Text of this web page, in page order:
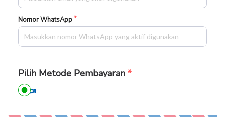
Nomor WhatsApp
Pilih Metode Pembayaran